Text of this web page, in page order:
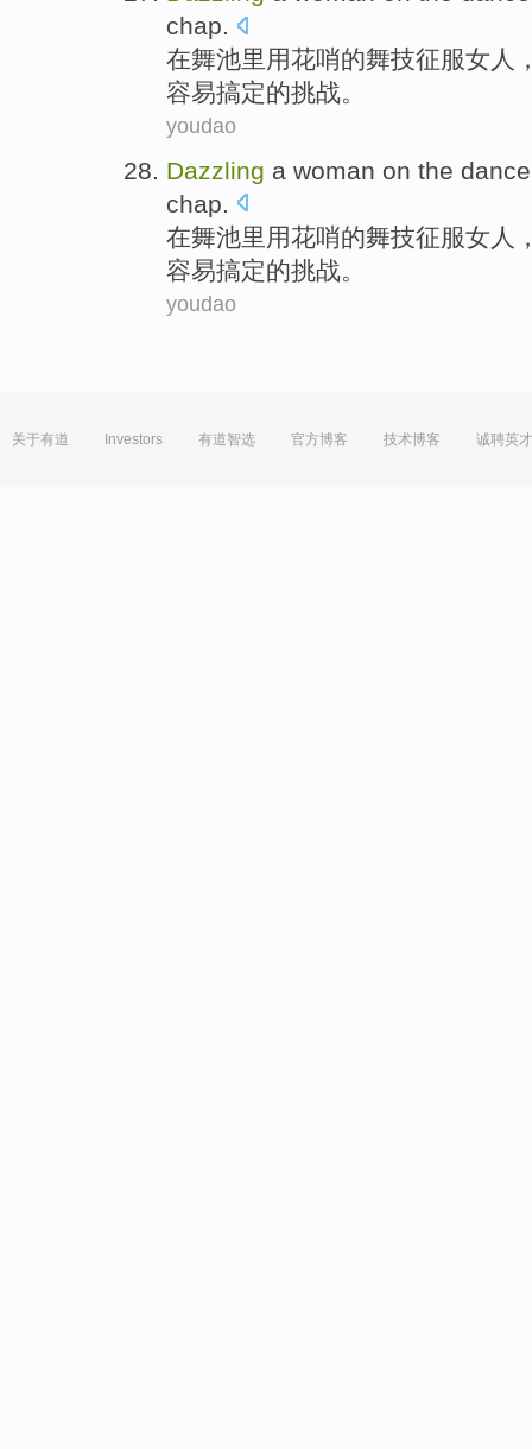
chap.
在舞池里用花哨的舞技征服女人
容易搞定的挑战。
youdao
Dazzling a woman on the
chap.
在舞池里用花哨的舞技征服女人
容易搞定的挑战。
youdao
关于有道 Investors 有道智选 官方博客 技术博客 诚聘英才